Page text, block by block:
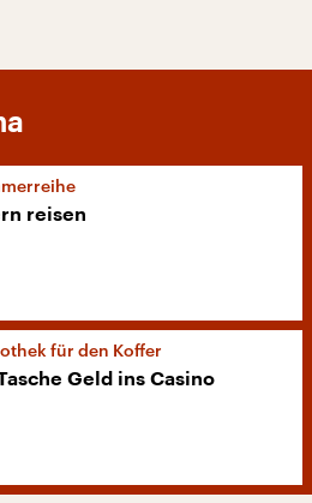
reisen
für den Koffer
Geld ins Casino